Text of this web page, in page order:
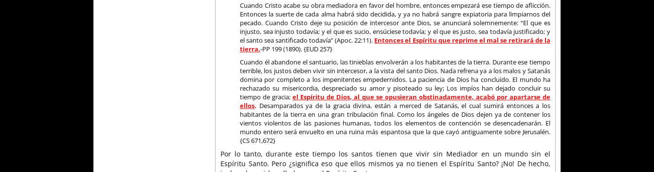
Cuando Cristo acabe su obra mediadora en favor del hombre, entonces empezará ese tiempo de aflicción.
Entonces la suerte de cada alma habrá sido decidida, y ya no habrá sangre expiatoria para limpiarnos del
pecado. Cuando Cristo deje su posición de intercesor ante Dios, se anunciará solemnemente: “El que es
injusto, sea injusto todavía; y el que es sucio, ensúciese todavía; y el que es justo, sea todavía justificado; y
el santo sea santificado todavía” (Apoc. 22:11). Entonces el Espíritu que reprime el mal se retirará de la
tierra.-PP 199 (1890). {EUD 257}
Cuando él abandone el santuario, las tinieblas envolverán a los habitantes de la tierra. Durante ese tiempo
terrible, los justos deben vivir sin intercesor, a la vista del santo Dios. Nada refrena ya a los malos y Satanás
domina por completo a los impenitentes empedernidos. La paciencia de Dios ha concluido. El mundo ha
rechazado su misericordia, despreciado su amor y pisoteado su ley; Los impíos han dejado concluir su
tiempo de gracia; el Espíritu de Dios, al que se opusieran obstinadamente, acabó por apartarse de
ellos. Desamparados ya de la gracia divina, están a merced de Satanás, el cual sumirá entonces a los
habitantes de la tierra en una gran tribulación final. Como los ángeles de Dios dejen ya de contener los
vientos violentos de las pasiones humanas, todos los elementos de contención se desencadenarán. El
mundo entero será envuelto en una ruina más espantosa que la que cayó antiguamente sobre Jerusalén.
{CS 671,672}
Por lo tanto, durante este tiempo los santos tienen que vivir sin Mediador en un mundo sin el
Espíritu Santo. Pero ¿significa eso que ellos mismos ya no tienen el Espíritu Santo? ¡No! De hecho,